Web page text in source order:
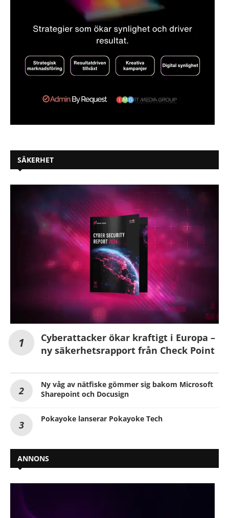
SÄKERHET
Cyberattacker ökar kraftigt i Europa –
ny säkerhetsrapport från Check Point
Ny våg av nätfiske gömmer sig bakom Microsoft
Sharepoint och Docusign
Pokayoke lanserar Pokayoke Tech
ANNONS